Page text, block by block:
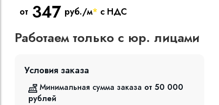
от 347 руб./м* с НДС
Работаем только с юр. лицами
Условия заказа
Минимальная сумма заказа от 50 000
рублей